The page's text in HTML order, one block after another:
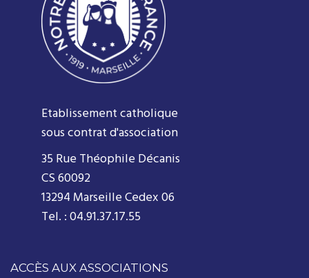
Etablissement catholique
sous contrat d'association
35 Rue Théophile Décanis
CS 60092
13294 Marseille Cedex 06
Tel. : 04.91.37.17.55
ACCÈS AUX ASSOCIATIONS